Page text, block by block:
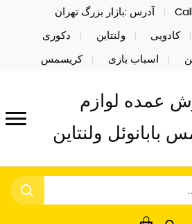
آدرس :بازار بزرگ تهران
کادویی ولنتاین
دکوری
اسباب بازی کریسمس
عمده لوازم
بابانوئل ولنتاین